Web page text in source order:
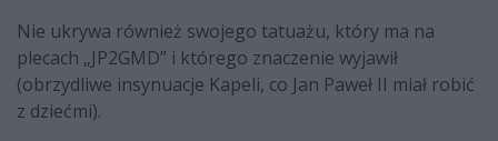
Nie ukrywa również swojego tatuażu, który ma na
plecach „JP2GMD” i którego znaczenie wyjawił
(obrzydliwe insynuacje Kapeli, co Jan Paweł II miał robić
z dziećmi).